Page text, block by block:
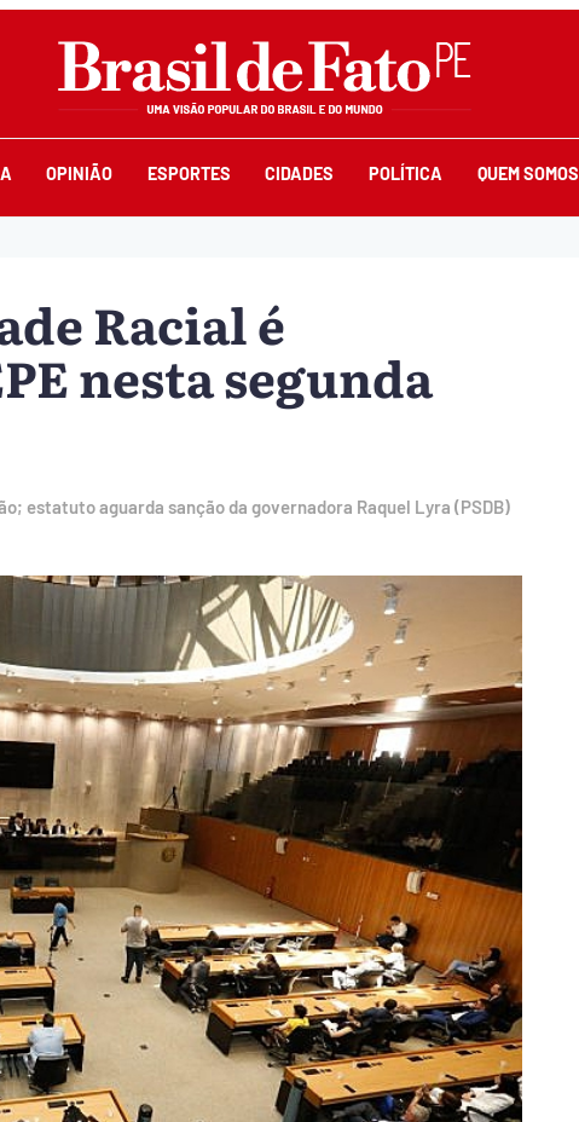
OPINIÃO ESPORTES CIDADES POLÍTICA QUEM SOMOS
Racial é
nesta segunda
estatuto aguarda sanção da governadora Raquel Lyra (PSDB)